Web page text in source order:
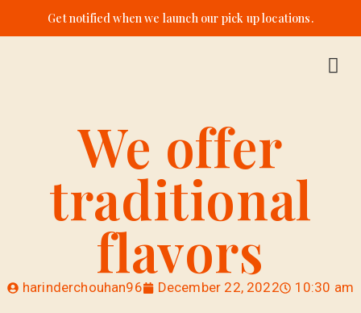
Get notified when we launch our pick up locations.
We offer
traditional
flavors
harinderchouhan96 December 22, 2022 10:30 am